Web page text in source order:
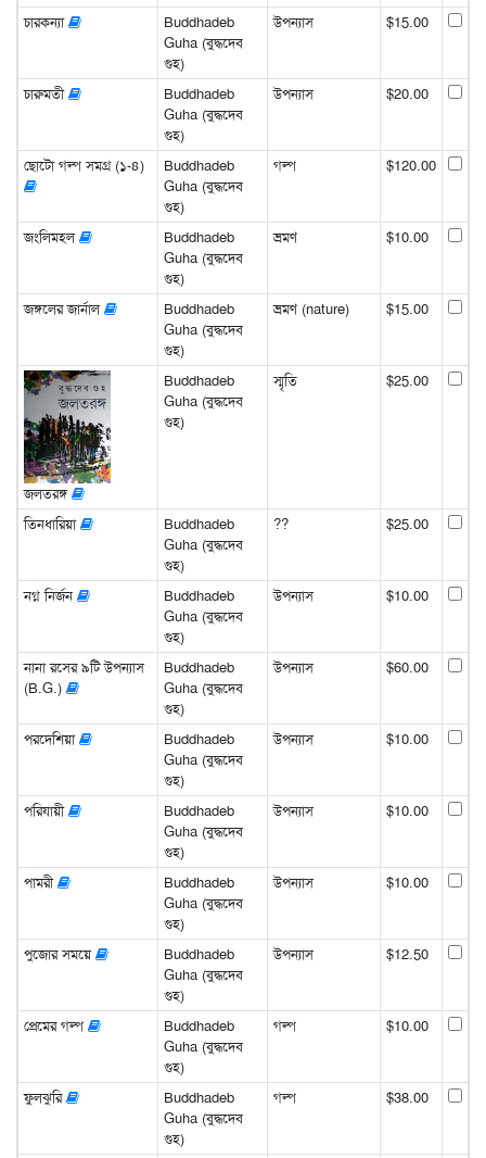
চারকন্যা
Buddhadeb
Guha (বুদ্ধদেব
গুহ)
উপন্যাস $15.00
চারুমতী
Buddhadeb
Guha (বুদ্ধদেব
গুহ)
উপন্যাস $20.00
ছোটো গল্প সমগ্র (১-৪)
Buddhadeb
Guha (বুদ্ধদেব
গুহ)
গল্প $120.00
জংলিমহল
Buddhadeb
Guha (বুদ্ধদেব
গুহ)
ভ্রমণ $10.00
জঙ্গলের জার্নাল
Buddhadeb
Guha (বুদ্ধদেব
গুহ)
ভ্রমণ (nature) $15.00
জলতরঙ্গ
Buddhadeb
Guha (বুদ্ধদেব
গুহ)
স্মৃতি $25.00
তিনধারিয়া
Buddhadeb
Guha (বুদ্ধদেব
গুহ)
?? $25.00
নগ্ন নির্জন
Buddhadeb
Guha (বুদ্ধদেব
গুহ)
উপন্যাস $10.00
নানা রসের ৯টি উপন্যাস
(B.G.)
Buddhadeb
Guha (বুদ্ধদেব
গুহ)
উপন্যাস $60.00
পরদেশিয়া
Buddhadeb
Guha (বুদ্ধদেব
গুহ)
উপন্যাস $10.00
পরিযায়ী
Buddhadeb
Guha (বুদ্ধদেব
গুহ)
উপন্যাস $10.00
পামরী
Buddhadeb
Guha (বুদ্ধদেব
গুহ)
উপন্যাস $10.00
পুজোর সময়ে
Buddhadeb
Guha (বুদ্ধদেব
গুহ)
উপন্যাস $12.50
প্রেমের গল্প
Buddhadeb
Guha (বুদ্ধদেব
গুহ)
গল্প $10.00
ফুলঝুরি
Buddhadeb
Guha (বুদ্ধদেব
গুহ)
গল্প $38.00